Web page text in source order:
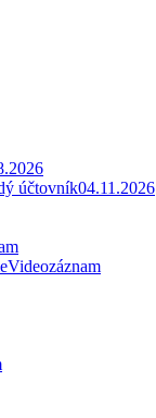
účtovník04.11.2026
Videozáznam